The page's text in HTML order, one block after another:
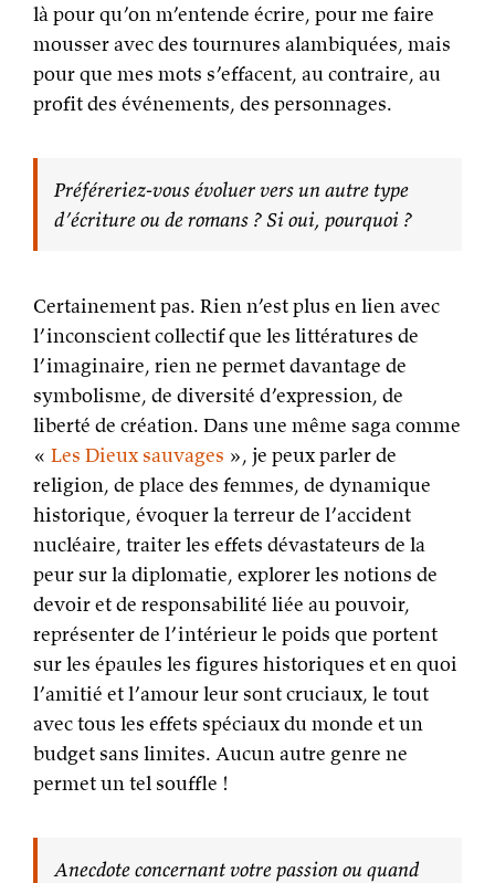
là pour qu’on m’entende écrire, pour me faire
mousser avec des tournures alambiquées, mais
pour que mes mots s’effacent, au contraire, au
profit des événements, des personnages.
Préféreriez-vous évoluer vers un autre type
d’écriture ou de romans ? Si oui, pourquoi ?
Certainement pas. Rien n’est plus en lien avec
l’inconscient collectif que les littératures de
l’imaginaire, rien ne permet davantage de
symbolisme, de diversité d’expression, de
liberté de création. Dans une même saga comme
« Les Dieux sauvages », je peux parler de
religion, de place des femmes, de dynamique
historique, évoquer la terreur de l’accident
nucléaire, traiter les effets dévastateurs de la
peur sur la diplomatie, explorer les notions de
devoir et de responsabilité liée au pouvoir,
représenter de l’intérieur le poids que portent
sur les épaules les figures historiques et en quoi
l’amitié et l’amour leur sont cruciaux, le tout
avec tous les effets spéciaux du monde et un
budget sans limites. Aucun autre genre ne
permet un tel souffle !
Anecdote concernant votre passion ou quand